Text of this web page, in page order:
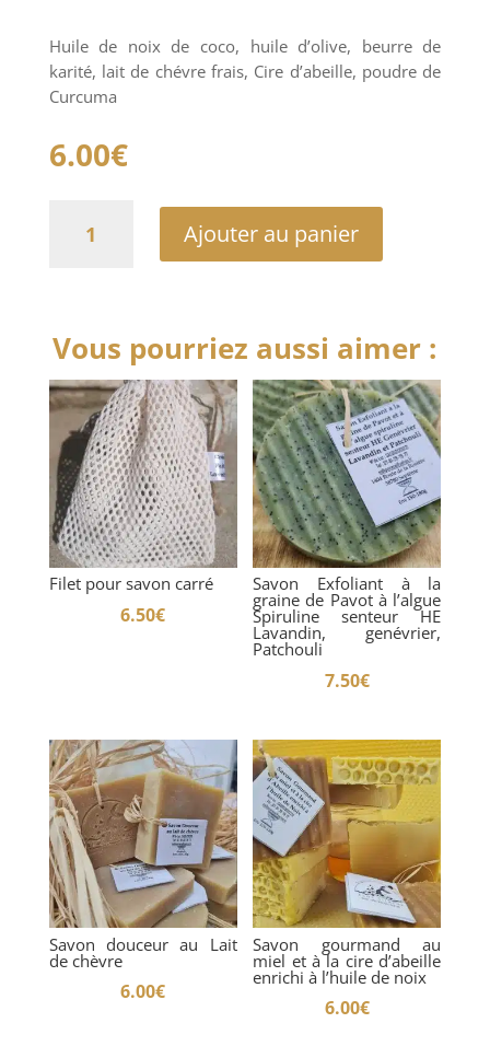
Huile de noix de coco, huile d’olive, beurre de
karité, lait de chévre frais, Cire d’abeille, poudre de
Curcuma
6.00€
Lait
de
chèvre
senteur
HE
Genévrier
Géranium
Orange
au
Curcuma
Ajouter au panier
Vous pourriez aussi aimer :
Filet pour savon carré
6.50€
Savon Exfoliant à la
graine de Pavot à l’algue
Spiruline senteur HE
Lavandin, genévrier,
Patchouli
7.50€
Savon douceur au Lait
de chèvre
6.00€
Savon gourmand au
miel et à la cire d’abeille
enrichi à l’huile de noix
6.00€